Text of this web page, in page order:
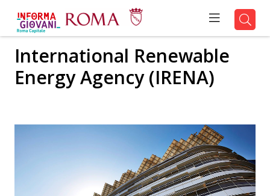
International Renewable
Energy Agency (IRENA)